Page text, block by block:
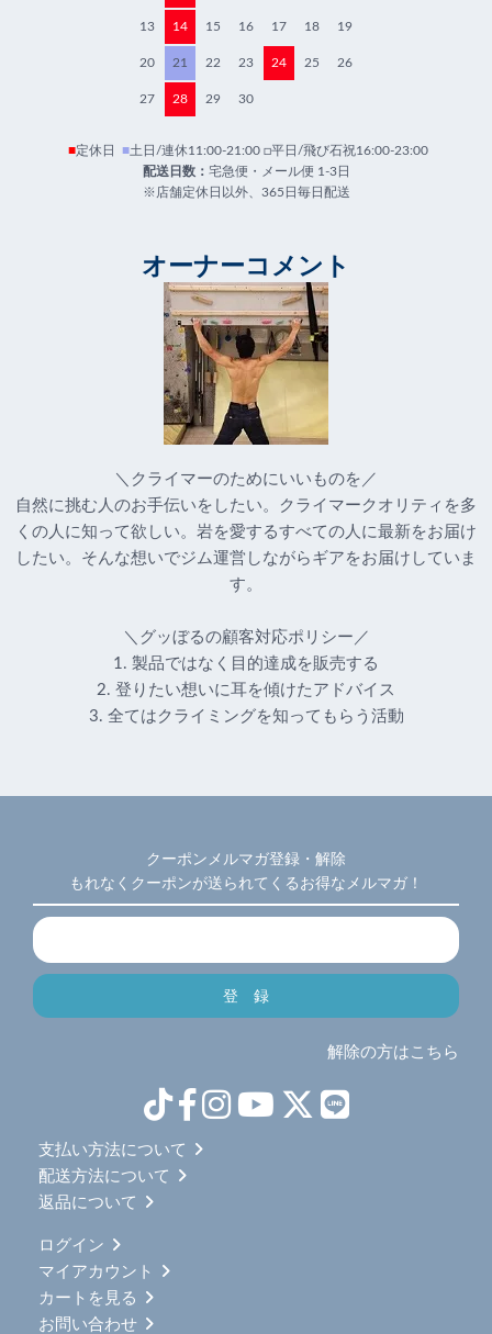
13 14 15 16 17 18 19
20 21 22 23 24 25 26
27 28 29 30
■定休日 ■土日/連休11:00-21:00 □平日/飛び石祝16:00-23:00
配送日数： 宅急便・メール便 1-3日
※店舗定休日以外、365日毎日配送
オーナーコメント
＼クライマーのためにいいものを／
自然に挑む人のお手伝いをしたい。クライマークオリティを多
くの人に知って欲しい。岩を愛するすべての人に最新をお届け
したい。そんな想いでジム運営しながらギアをお届けしていま
す。
＼グッぼるの顧客対応ポリシー／
1. 製品ではなく目的達成を販売する
2. 登りたい想いに耳を傾けたアドバイス
3. 全てはクライミングを知ってもらう活動
クーポンメルマガ登録・解除
もれなくクーポンが送られてくるお得なメルマガ！
解除の方はこちら
支払い方法について
配送方法について
返品について
ログイン
マイアカウント
カートを見る
お問い合わせ